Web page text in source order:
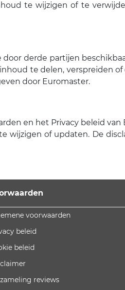
te wijzigen of te
derde partijen
te delen, verspreiden
door Euromaster.
en het Privacy beleid van
wijzigen of updaten. De
voorwaarden
beleid
beleid
reviews